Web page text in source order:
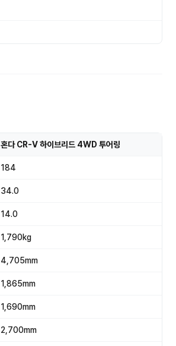
혼다 CR-V 하이브리드 4WD 투어링
184
34.0
14.0
1,790kg
4,705mm
1,865mm
1,690mm
2,700mm